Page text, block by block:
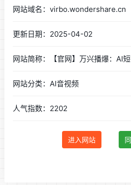
网站域名：virbo.wondershare.cn
更新日期：2025-04-02
网站分类：AI音视频
人气指数：2202
进入网站